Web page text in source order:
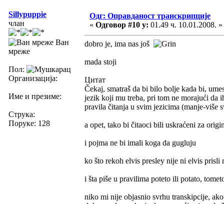
Sillypuppie
члан
Ван
мреже
Пол:
Организација:
Име и презиме:
Струка:
Поруке: 128
Одг: Оправданост транскрипције
« Одговор #10 у: 01.49 ч. 10.01.2008. »
dobro je, ima nas još
mada stoji
Цитат
Čekaj, smatraš da bi bilo bolje kada bi,
jezik koji mu treba, pri tom ne morajući da
pravila čitanja u svim jezicima (manje-više
a opet, tako bi čitaoci bili uskraćeni za
i pojma ne bi imali koga da gugluju
ko što rekoh elvis presley nije ni elvis
i šta piše u pravilima poteto ili potato,
niko mi nije objasnio svrhu transkipcije,